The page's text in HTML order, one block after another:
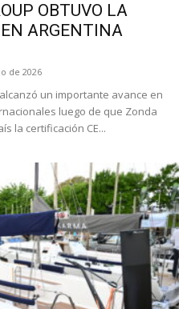
OBTUVO LA
ARGENTINA
de 2026
un importante avance en
luego de que Zonda
la certificación CE...